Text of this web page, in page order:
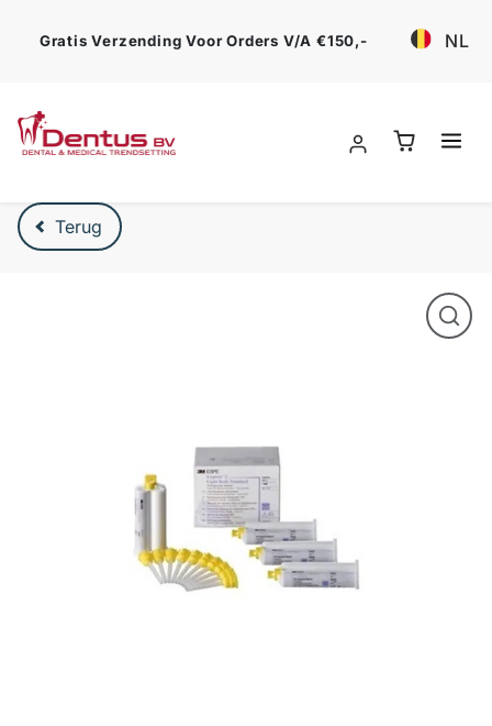
Gratis Verzending Voor Orders V/a €150,- NL
Verder naar product beschrijving
Terug